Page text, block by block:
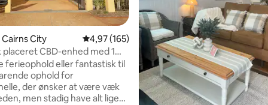
bedømmelse, 32 omtaler
Cairns City 4,97 ud af 5 i gennemsnitlig bedømmelse,
4,97 (165)
placeret CBD-enhed med 1
og pool
ferieophold eller fantastisk til
ophold for
der ønsker at være væk
men stadig have alt lige